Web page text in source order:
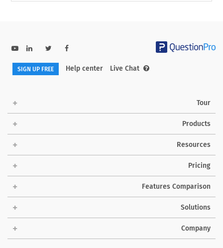
Help center Live Chat
SIGN UP FREE
Tour
Products
Resources
Pricing
Features Comparison
Solutions
Company